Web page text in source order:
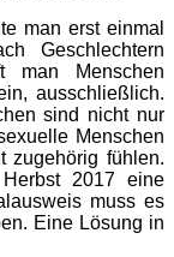
man erst einmal
Geschlechtern
man Menschen
ausschließlich.
sind nicht nur
Menschen
zugehörig fühlen.
2017 eine
muss es
Eine Lösung in